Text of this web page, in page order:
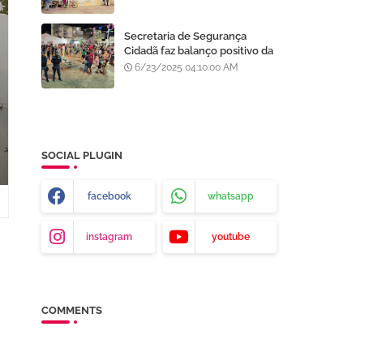
Secretaria de Segurança
Cidadã faz balanço positivo da
atuação da GCM de Juazeiro
6/23/2025 04:10:00 AM
SOCIAL PLUGIN
facebook whatsapp
instagram youtube
COMMENTS